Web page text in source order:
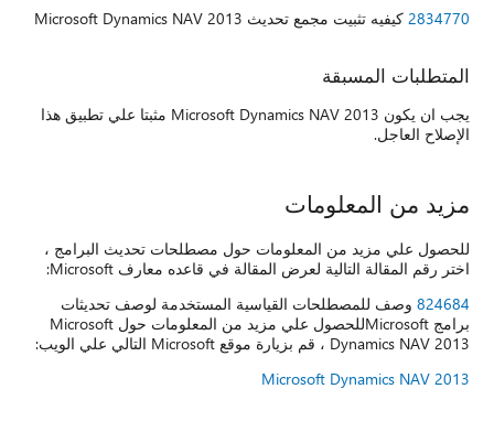
2834770 كيفيه تثبيت مجمع تحديث Microsoft Dynamics NAV 2013
المتطلبات المسبقة
يجب ان يكون Microsoft Dynamics NAV 2013 مثبتا علي تطبيق هذا
الإصلاح العاجل.
مزيد من المعلومات
للحصول علي مزيد من المعلومات حول مصطلحات تحديث البرامج ،
اختر رقم المقالة التالية لعرض المقالة في قاعده معارف Microsoft:
824684 وصف للمصطلحات القياسية المستخدمة لوصف تحديثات
برامج Microsoftللحصول علي مزيد من المعلومات حول Microsoft
Dynamics NAV 2013 ، قم بزيارة موقع Microsoft التالي علي الويب:
Microsoft Dynamics NAV 2013